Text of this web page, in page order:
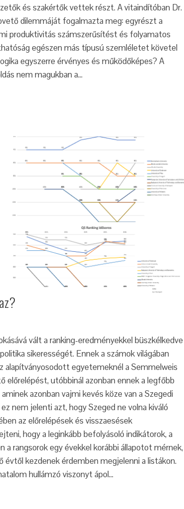
és szakértők vettek részt. A vitaindítóban Dr.
dilemmáját fogalmazta meg: egyrészt a
produktivitás számszerűsítést és folyamatos
egészen más típusú szemléletet követel
egyszerre érvényes és működőképes? A
nem magukban a…
vált a ranking-eredményekkel büszkélkedve
sikerességét. Ennek a számok világában
alapítványosodott egyetemeknél a Semmelweis
utóbbinál azonban ennek a legfőbb
azonban vajmi kevés köze van a Szegedi
nem jelenti azt, hogy Szeged ne volna kiváló
az előrelépések és visszaesések
hogy a leginkább befolyásoló indikátorok, a
a rangsorok egy évekkel korábbi állapotot mérnek,
évtől kezdenek érdemben megjelenni a listákon.
hullámzó viszonyt ápol…